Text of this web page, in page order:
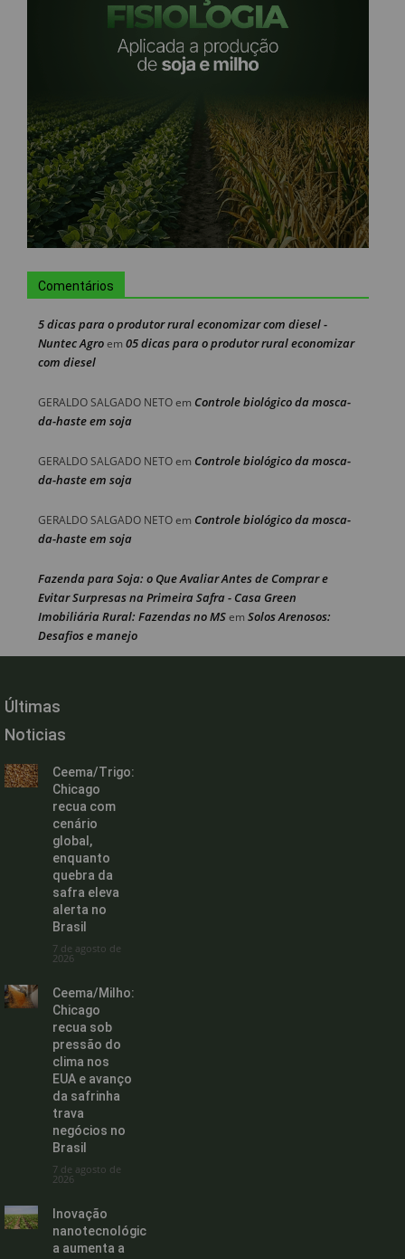
Comentários
5 dicas para o produtor rural economizar com diesel -
Nuntec Agroem 05 dicas para o produtor rural economizar
com diesel
GERALDO SALGADO NETOem Controle biológico da mosca-
da-haste em soja
GERALDO SALGADO NETOem Controle biológico da mosca-
da-haste em soja
GERALDO SALGADO NETOem Controle biológico da mosca-
da-haste em soja
Fazenda para Soja: o Que Avaliar Antes de Comprar e
Evitar Surpresas na Primeira Safra - Casa Green
Imobiliária Rural: Fazendas no MSem Solos Arenosos:
Desafios e manejo
Últimas
Noticias
Ceema/Trigo:
Chicago
recua com
cenário
global,
enquanto
quebra da
safra eleva
alerta no
Brasil
7 de agosto de
2026
Ceema/Milho:
Chicago
recua sob
pressão do
clima nos
EUA e avanço
da safrinha
trava
negócios no
Brasil
7 de agosto de
2026
Inovação
nanotecnológic
a aumenta a